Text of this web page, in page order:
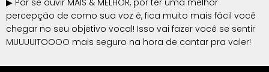
percepção de como sua voz é, fica muito mais fácil você
chegar no seu objetivo vocal! Isso vai fazer você se sentir
MUUUUITOOOO mais seguro na hora de cantar pra valer!